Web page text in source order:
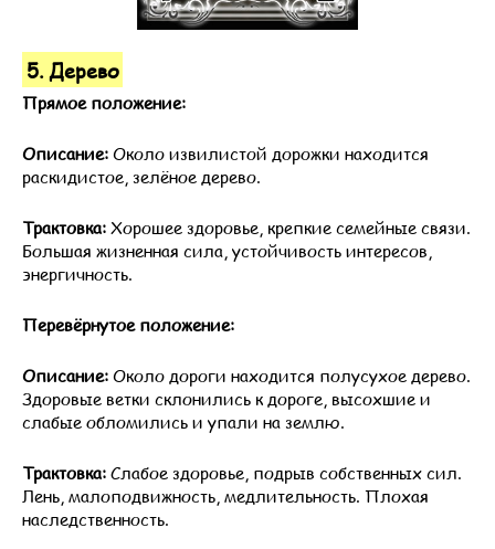
5. Дерево
Прямое положение:
Описание:Около извилистой дорожки находится
раскидистое, зелёное дерево.
Трактовка:Хорошее здоровье, крепкие семейные связи.
Большая жизненная сила, устойчивость интересов,
энергичность.
Перевёрнутое положение:
Описание:Около дороги находится полусухое дерево.
Здоровые ветки склонились к дороге, высохшие и
слабые обломились и упали на землю.
Трактовка:Слабое здоровье, подрыв собственных сил.
Лень, малоподвижность, медлительность. Плохая
наследственность.